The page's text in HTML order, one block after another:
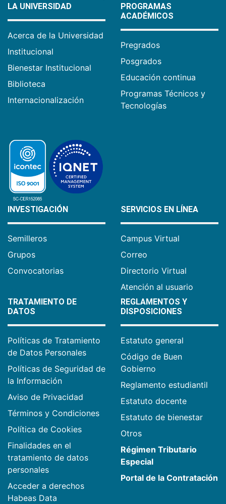
LA UNIVERSIDAD
Acerca de la Universidad
Institucional
Bienestar Institucional
Biblioteca
Internacionalización
PROGRAMAS
ACADÉMICOS
Pregrados
Posgrados
Educación continua
Programas Técnicos y
Tecnologías
INVESTIGACIÓN
Semilleros
Grupos
Convocatorias
SERVICIOS EN LÍNEA
Campus Virtual
Correo
Directorio Virtual
Atención al usuario
TRATAMIENTO DE
DATOS
Políticas de Tratamiento
de Datos Personales
Políticas de Seguridad de
la Información
Aviso de Privacidad
Términos y Condiciones
Política de Cookies
Finalidades en el
tratamiento de datos
personales
Acceder a derechos
Habeas Data
REGLAMENTOS Y
DISPOSICIONES
Estatuto general
Código de Buen
Gobierno
Reglamento estudiantil
Estatuto docente
Estatuto de bienestar
Otros
Régimen Tributario
Especial
Portal de la Contratación